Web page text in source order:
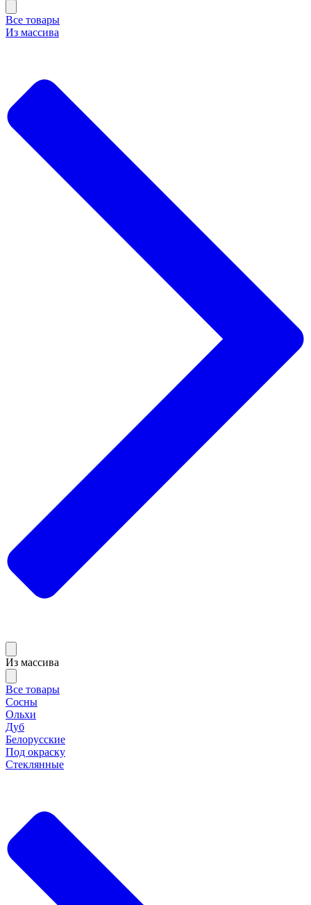
Все товары
Из массива
Из массива
Все товары
Сосны
Ольхи
Дуб
Белорусские
Под окраску
Стеклянные